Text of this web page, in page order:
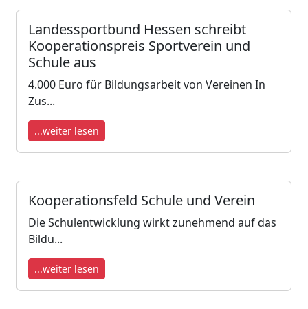
Landessportbund Hessen schreibt
Kooperationspreis Sportverein und
Schule aus
4.000 Euro für Bildungsarbeit von Vereinen In
Zus...
...weiter lesen
Kooperationsfeld Schule und Verein
Die Schulentwicklung wirkt zunehmend auf das
Bildu...
...weiter lesen